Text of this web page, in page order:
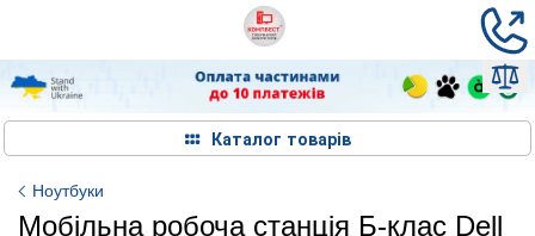
Каталог товарів
Ноутбуки
Мобільна робоча станція Б-клас Dell